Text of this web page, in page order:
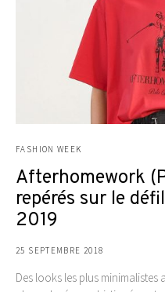
FASHION WEEK
Afterhomework
repérés sur le
2019
25 SEPTEMBRE 2018
Des looks les plus minimalistes